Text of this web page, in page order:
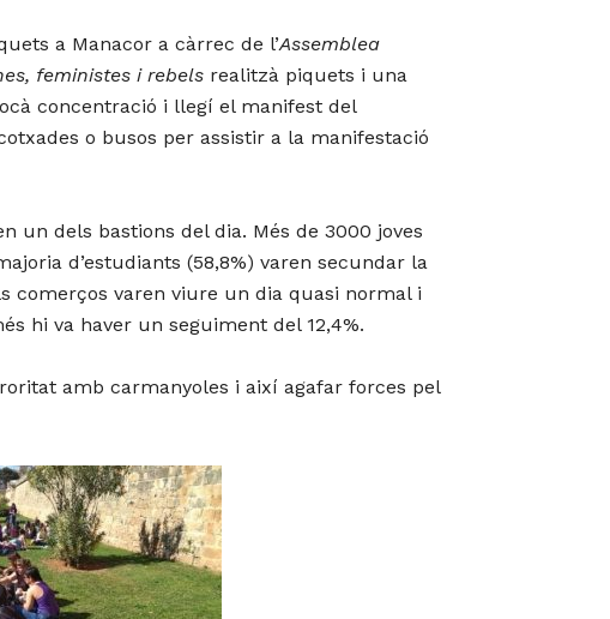
a Manacor a càrrec de l’Assemblea
feministes i rebels realitzà piquets i una
concentració i llegí el manifest del
o busos per assistir a la manifestació
un dels bastions del dia. Més de 3000 joves
d’estudiants (58,8%) varen secundar la
comerços varen viure un dia quasi normal i
hi va haver un seguiment del 12,4%.
amb carmanyoles i així agafar forces pel